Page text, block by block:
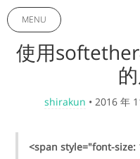
MENU
使用
shirakun • 2016 年
<span style="font-size: